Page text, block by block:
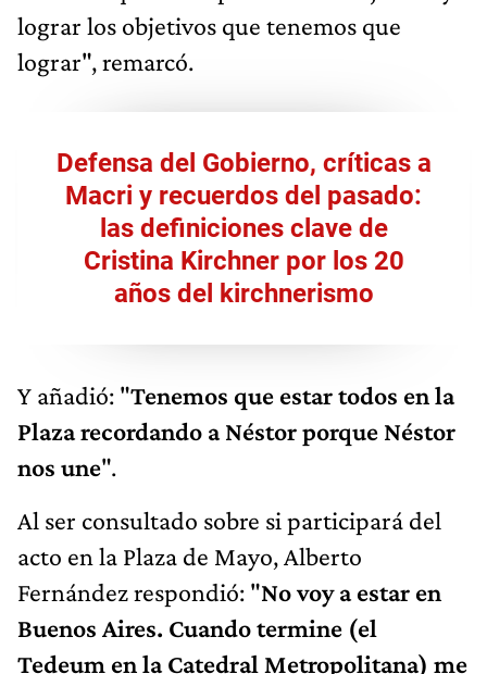
lograr los objetivos que tenemos que
lograr", remarcó.
Defensa del Gobierno, críticas a
Macri y recuerdos del pasado:
las definiciones clave de
Cristina Kirchner por los 20
años del kirchnerismo
Y añadió: "Tenemos que estar todos en la
Plaza recordando a Néstor porque Néstor
nos une".
Al ser consultado sobre si participará del
acto en la Plaza de Mayo, Alberto
Fernández respondió: "No voy a estar en
Buenos Aires. Cuando termine (el
Tedeum en la Catedral Metropolitana) me